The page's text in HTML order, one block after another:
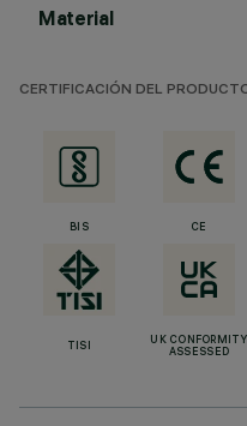
Material
CERTIFICACIÓN DEL
BIS CE
TISI
UK CONFORMITY
ASSESSED